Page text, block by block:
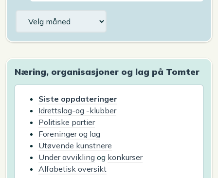
Næring, organisasjoner og lag på Tomter
Siste oppdateringer
Idrettslag-og -klubber
Politiske partier
Foreninger og lag
Utøvende kunstnere
Under avvikling og konkurser
Alfabetisk oversikt